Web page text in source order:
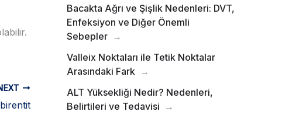
Bacakta Ağrı ve Şişlik Nedenleri: DVT,
Enfeksiyon ve Diğer Önemli
Sebepler
Valleix Noktaları ile Tetik Noktalar
Arasındaki Fark
ALT Yüksekliği Nedir? Nedenleri,
Belirtileri ve Tedavisi